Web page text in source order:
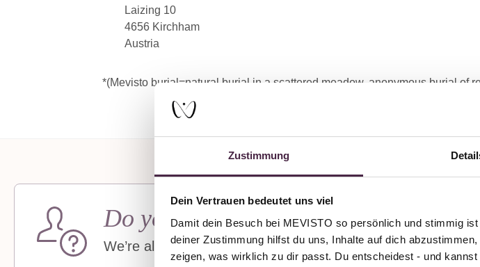
Zustimmung
Dein Vertrauen bedeutet uns viel
Damit dein Besuch bei MEVISTO so persönlich und stimmig
deiner Zustimmung hilfst du uns, Inhalte auf dich
zeigen, was wirklich zu dir passt. Du entscheidest - und kannst
Laizing 10
4656 Kirchham
Austria
*(Mevisto burial=natural burial in a scattered meadow, anonymous burial of
Do you need support or advice?
We’re always available by phone, even at weekends!